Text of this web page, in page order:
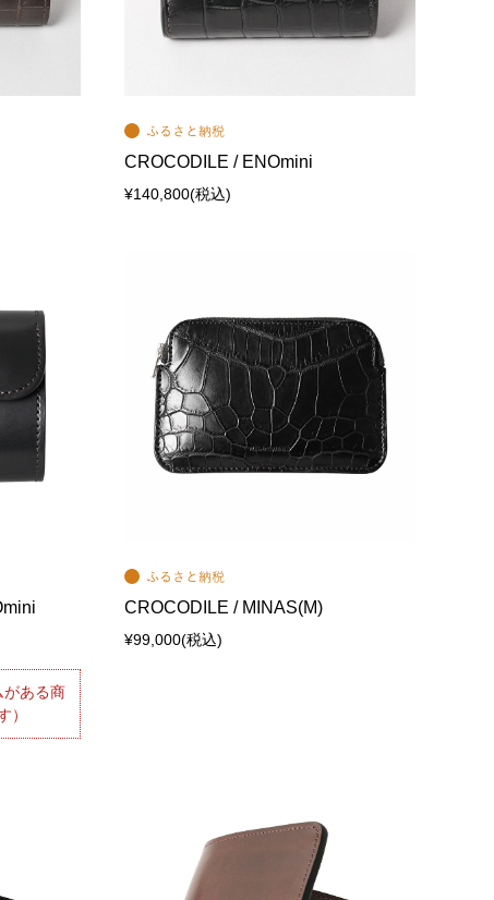
CROCODILE / ENOmini
¥140,800(税込)
がある商
）
CROCODILE / MINAS(M)
¥99,000(税込)